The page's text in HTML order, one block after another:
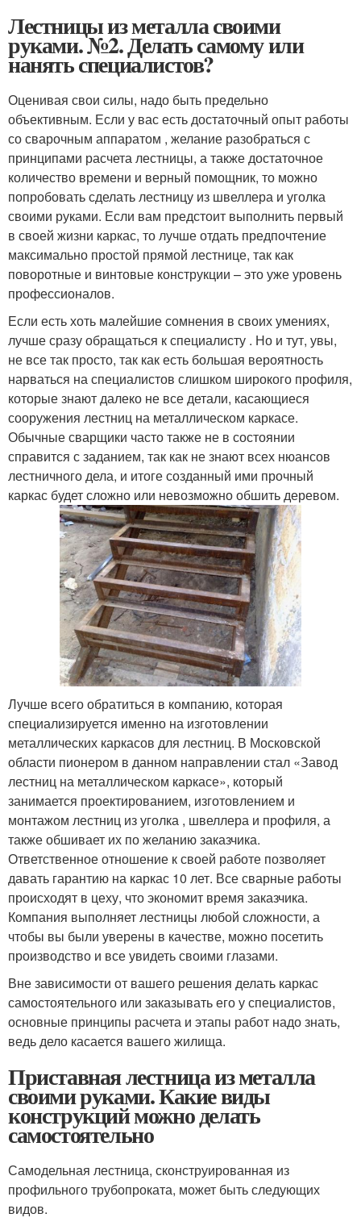
Лестницы из металла своими
руками. №2. Делать самому или
нанять специалистов?
Оценивая свои силы, надо быть предельно
объективным. Если у вас есть достаточный опыт работы
со сварочным аппаратом , желание разобраться с
принципами расчета лестницы, а также достаточное
количество времени и верный помощник, то можно
попробовать сделать лестницу из швеллера и уголка
своими руками. Если вам предстоит выполнить первый
в своей жизни каркас, то лучше отдать предпочтение
максимально простой прямой лестнице, так как
поворотные и винтовые конструкции – это уже уровень
профессионалов.
Если есть хоть малейшие сомнения в своих умениях,
лучше сразу обращаться к специалисту . Но и тут, увы,
не все так просто, так как есть большая вероятность
нарваться на специалистов слишком широкого профиля,
которые знают далеко не все детали, касающиеся
сооружения лестниц на металлическом каркасе.
Обычные сварщики часто также не в состоянии
справится с заданием, так как не знают всех нюансов
лестничного дела, и итоге созданный ими прочный
каркас будет сложно или невозможно обшить деревом.
Лучше всего обратиться в компанию, которая
специализируется именно на изготовлении
металлических каркасов для лестниц. В Московской
области пионером в данном направлении стал «Завод
лестниц на металлическом каркасе», который
занимается проектированием, изготовлением и
монтажом лестниц из уголка , швеллера и профиля, а
также обшивает их по желанию заказчика.
Ответственное отношение к своей работе позволяет
давать гарантию на каркас 10 лет. Все сварные работы
происходят в цеху, что экономит время заказчика.
Компания выполняет лестницы любой сложности, а
чтобы вы были уверены в качестве, можно посетить
производство и все увидеть своими глазами.
Вне зависимости от вашего решения делать каркас
самостоятельного или заказывать его у специалистов,
основные принципы расчета и этапы работ надо знать,
ведь дело касается вашего жилища.
Приставная лестница из металла
своими руками. Какие виды
конструкций можно делать
самостоятельно
Самодельная лестница, сконструированная из
профильного трубопроката, может быть следующих
видов.